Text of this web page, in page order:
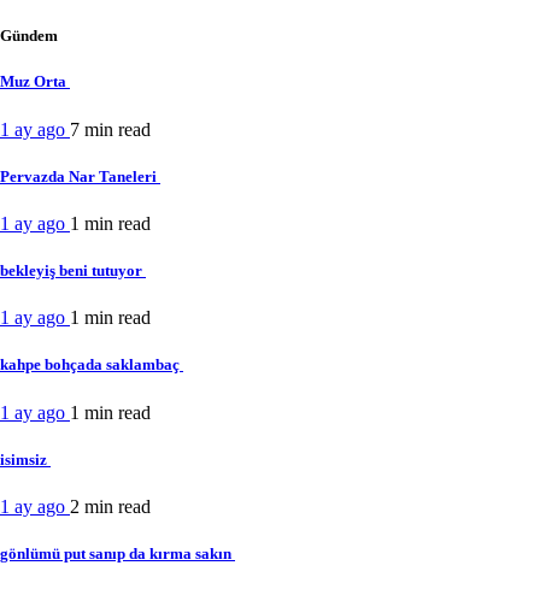
Gündem
Muz Orta
1 ay ago 7 min read
Pervazda Nar Taneleri
1 ay ago 1 min read
bekleyiş beni tutuyor
1 ay ago 1 min read
kahpe bohçada saklambaç
1 ay ago 1 min read
isimsiz
1 ay ago 2 min read
gönlümü put sanıp da kırma sakın